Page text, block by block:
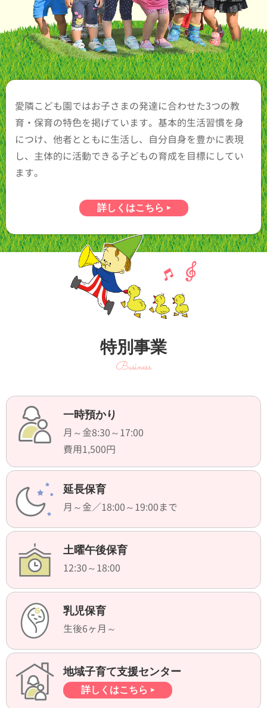
愛隣こども園ではお子さまの発達に合わせた3つの教
育・保育の特色を掲げています。基本的生活習慣を身
につけ、他者とともに生活し、自分自身を豊かに表現
し、主体的に活動できる子どもの育成を目標にしてい
ます。
詳しくはこちら
特別事業
Business
一時預かり
月～金8:30～17:00
費用1,500円
延長保育
月～金／18:00～19:00まで
土曜午後保育
12:30～18:00
乳児保育
生後6ヶ月～
地域子育て支援センター
詳しくはこちら